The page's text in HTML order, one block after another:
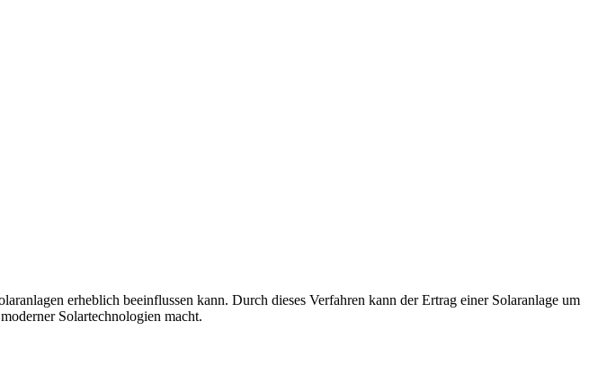
erheblich beeinflussen kann. Durch dieses Verfahren kann der Ertrag einer Solaranlage um
Solartechnologien macht.